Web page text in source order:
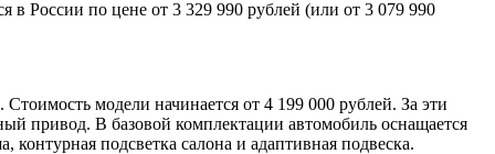
в России по цене от 3 329 990 рублей (или от 3 079 990
модели начинается от 4 199 000 рублей. За эти
привод. В базовой комплектации автомобиль оснащается
подсветка салона и адаптивная подвеска.